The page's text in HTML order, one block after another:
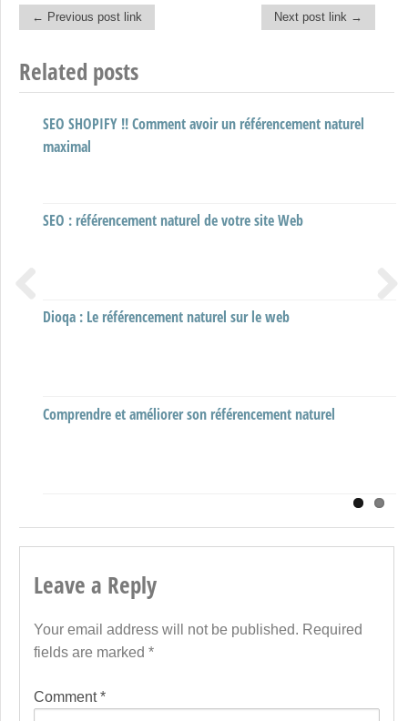
Post navigation
← Previous post link Next post link →
Related posts
SEO SHOPIFY !! Comment avoir un référencement naturel
maximal
SEO : référencement naturel de votre site Web
Dioqa : Le référencement naturel sur le web
Comprendre et améliorer son référencement naturel
Optimiser le référencement de son site WordPress
Référencement SEO (Premier sur Google) – les astuces
La balise og open graph en référencement naturel
Vidéo#1 :Utilité de Référencement Naturel SEO
Previous
Leave a Reply
Your email address will not be published. Required
fields are marked *
Comment*